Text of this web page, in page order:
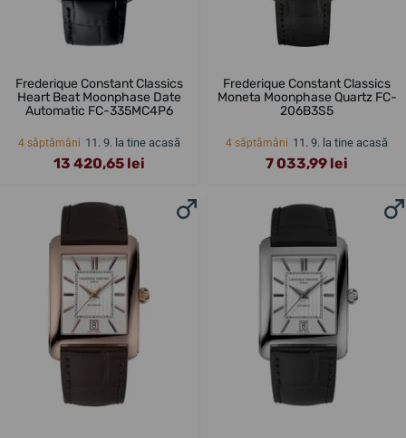
Frederique Constant Classics
Heart Beat Moonphase Date
Automatic FC-335MC4P6
4 săptămâni 11. 9. la tine acasă
13 420,65 lei
Frederique Constant Classics
Moneta Moonphase Quartz FC-
206B3S5
4 săptămâni 11. 9. la tine acasă
7 033,99 lei